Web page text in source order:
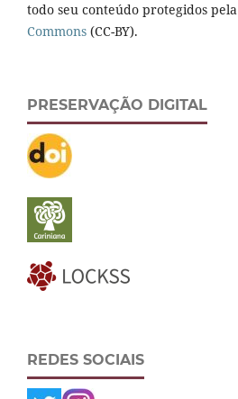
todo seu conteúdo protegidos pela
Commons (CC-BY).
PRESERVAÇÃO DIGITAL
REDES SOCIAIS